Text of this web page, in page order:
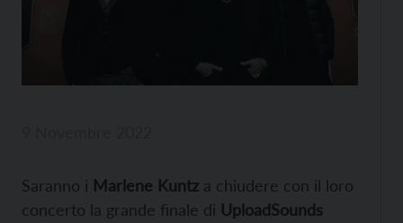
Saranno i Marlene Kuntz a chiudere con il loro
concerto la grande finale di UploadSounds